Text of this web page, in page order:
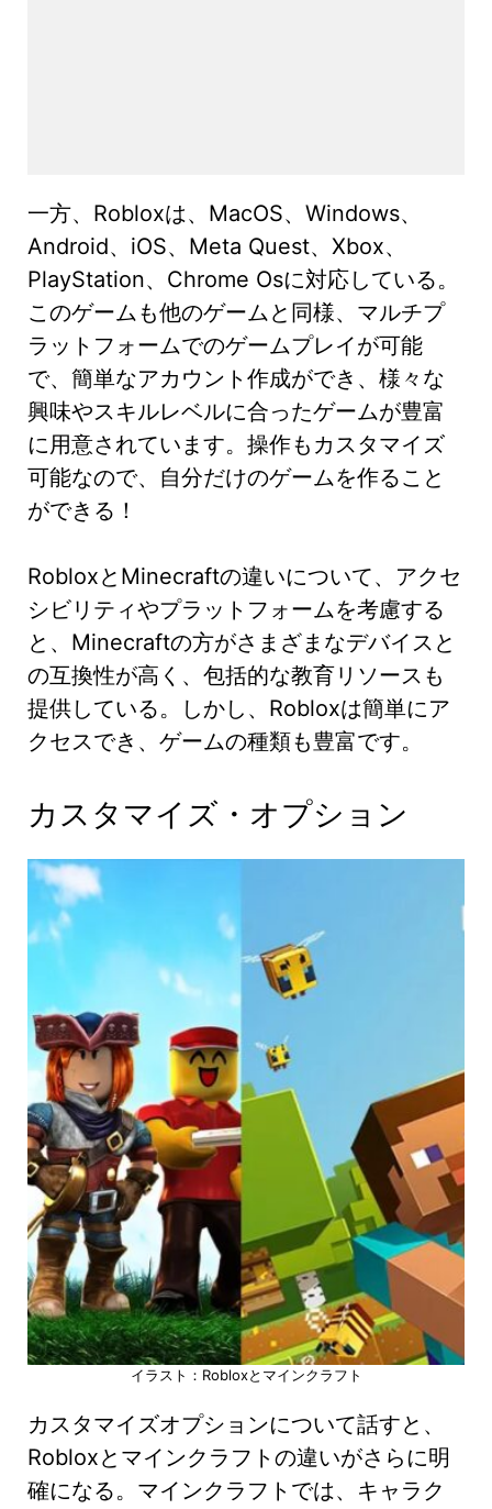
一方、Robloxは、MacOS、Windows、
Android、iOS、Meta Quest、Xbox、
PlayStation、Chrome Osに対応している。
このゲームも他のゲームと同様、マルチプ
ラットフォームでのゲームプレイが可能
で、簡単なアカウント作成ができ、様々な
興味やスキルレベルに合ったゲームが豊富
に用意されています。操作もカスタマイズ
可能なので、自分だけのゲームを作ること
ができる！
RobloxとMinecraftの違いについて、アクセ
シビリティやプラットフォームを考慮する
と、Minecraftの方がさまざまなデバイスと
の互換性が高く、包括的な教育リソースも
提供している。しかし、Robloxは簡単にア
クセスでき、ゲームの種類も豊富です。
カスタマイズ・オプション
イラスト：Robloxとマインクラフト
カスタマイズオプションについて話すと、
Robloxとマインクラフトの違いがさらに明
確になる。マインクラフトでは、キャラク